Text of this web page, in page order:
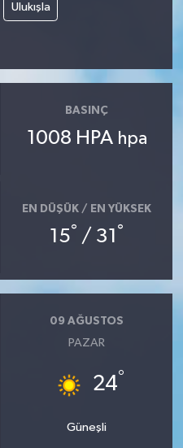
Ulukışla
BASINÇ
1008 HPA hpa
EN DÜŞÜK / EN YÜKSEK
15° / 31 °
09 AĞUSTOS
PAZAR
24°
Güneşli